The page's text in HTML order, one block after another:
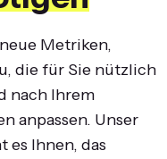
Metriken,
die für Sie nützlich
nach Ihrem
anpassen. Unser
Ihnen, das